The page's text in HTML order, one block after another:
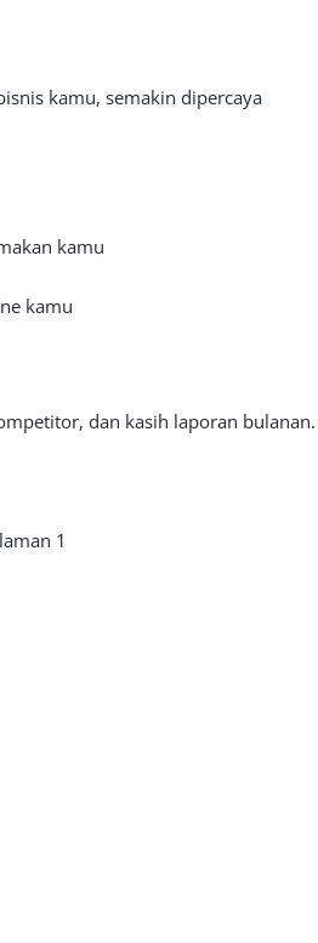
kamu, semakin dipercaya
kamu
kamu
dan kasih laporan bulanan.
1